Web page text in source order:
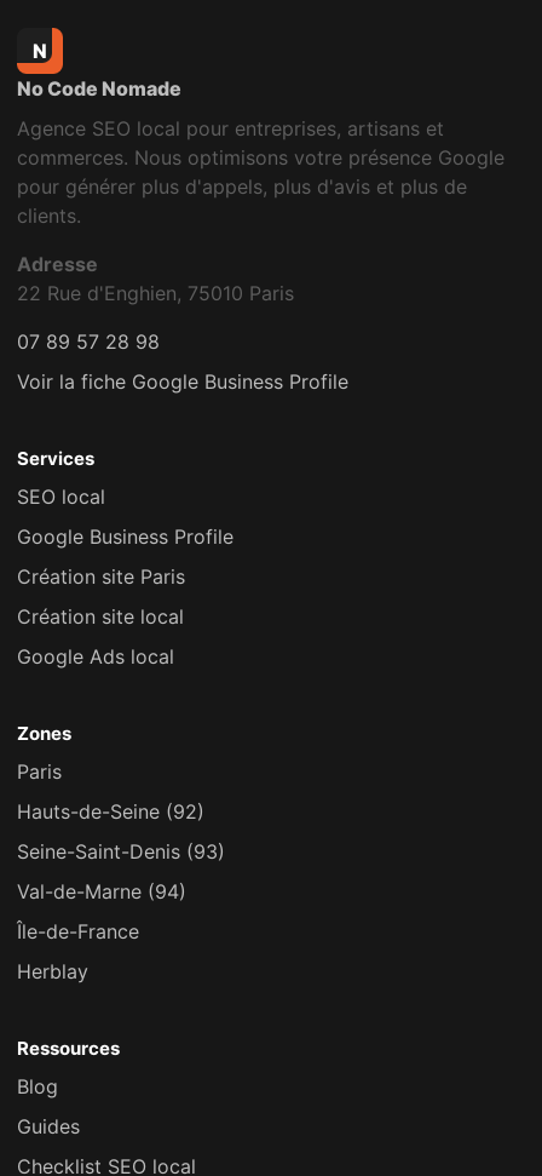
N
No Code Nomade
Agence SEO local pour entreprises, artisans et
commerces. Nous optimisons votre présence Google
pour générer plus d'appels, plus d'avis et plus de
clients.
Adresse
22 Rue d'Enghien, 75010 Paris
07 89 57 28 98
Voir la fiche Google Business Profile
Services
SEO local
Google Business Profile
Création site Paris
Création site local
Google Ads local
Zones
Paris
Hauts-de-Seine (92)
Seine-Saint-Denis (93)
Val-de-Marne (94)
Île-de-France
Herblay
Ressources
Blog
Guides
Checklist SEO local